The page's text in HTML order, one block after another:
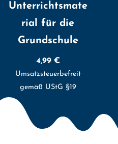
Unterrichtsmate
rial für die
Grundschule
4,99 €
Umsatzsteuerbefreit
gemäß UStG §19